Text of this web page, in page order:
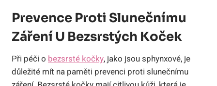
Prevence Proti Slunečnímu
Záření U Bezsrstých Koček
Při péči o bezsrsté kočky, jako jsou sphynxové, je
důležité mít na paměti prevenci proti slunečnímu